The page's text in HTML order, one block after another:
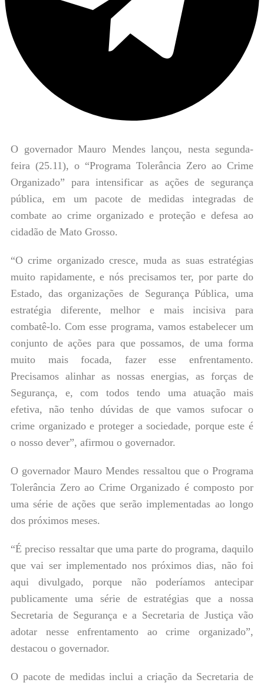
O governador Mauro Mendes lançou, nesta segunda-
feira (25.11), o “Programa Tolerância Zero ao Crime
Organizado” para intensificar as ações de segurança
pública, em um pacote de medidas integradas de
combate ao crime organizado e proteção e defesa ao
cidadão de Mato Grosso.
“O crime organizado cresce, muda as suas estratégias
muito rapidamente, e nós precisamos ter, por parte do
Estado, das organizações de Segurança Pública, uma
estratégia diferente, melhor e mais incisiva para
combatê-lo. Com esse programa, vamos estabelecer um
conjunto de ações para que possamos, de uma forma
muito mais focada, fazer esse enfrentamento.
Precisamos alinhar as nossas energias, as forças de
Segurança, e, com todos tendo uma atuação mais
efetiva, não tenho dúvidas de que vamos sufocar o
crime organizado e proteger a sociedade, porque este é
o nosso dever”, afirmou o governador.
O governador Mauro Mendes ressaltou que o Programa
Tolerância Zero ao Crime Organizado é composto por
uma série de ações que serão implementadas ao longo
dos próximos meses.
“É preciso ressaltar que uma parte do programa, daquilo
que vai ser implementado nos próximos dias, não foi
aqui divulgado, porque não poderíamos antecipar
publicamente uma série de estratégias que a nossa
Secretaria de Segurança e a Secretaria de Justiça vão
adotar nesse enfrentamento ao crime organizado”,
destacou o governador.
O pacote de medidas inclui a criação da Secretaria de